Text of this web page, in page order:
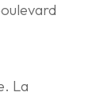
La